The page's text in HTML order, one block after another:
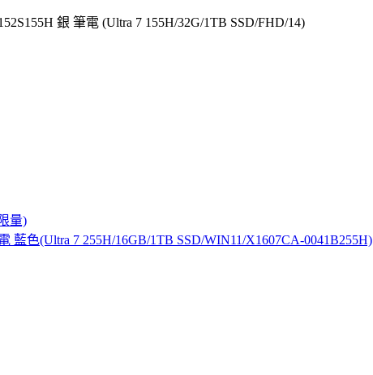
銀 筆電 (Ultra 7 155H/32G/1TB SSD/FHD/14)
量)
藍色(Ultra 7 255H/16GB/1TB SSD/WIN11/X1607CA-0041B255H)